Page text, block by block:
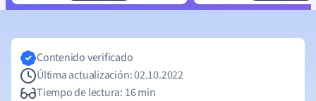
Contenido verificado
Última actualización: 02.10.2022
Tiempo de lectura: 16 min